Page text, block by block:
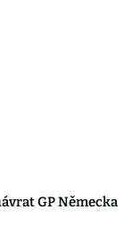
GP Německa